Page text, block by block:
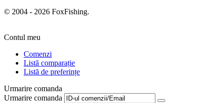
© 2004 - 2026 FoxFishing.
Contul meu
Comenzi
Listă comparație
Listă de preferințe
Urmarire comanda
Urmarire comanda